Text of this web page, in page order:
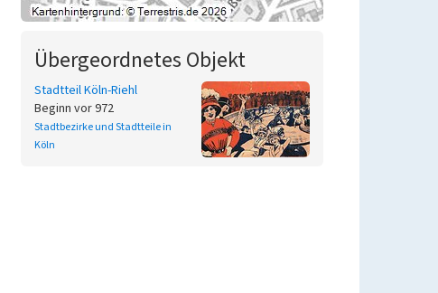
Übergeordnetes Objekt
Stadtteil Köln-Riehl
Beginn vor 972
Stadtbezirke und Stadtteile in
Köln